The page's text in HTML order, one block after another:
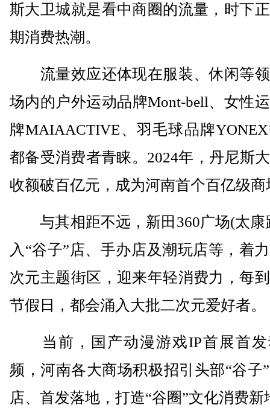
斯大卫城就是看中商圈的流量，时下
期消费热潮。
流量效应还体现在服装、休闲等
场内的户外运动品牌Mont-bell、女性
牌MAIAACTIVE、羽毛球品牌
都备受消费者青睐。2024年，丹尼斯
收额破百亿元，成为河南首个百亿级商
与其相距不远，新田360广场(太康
入“谷子”店、手办店及潮玩店等，着
次元主题街区，迎来年轻消费力，每
节假日，都会涌入大批二次元爱好者。
当前，国产动漫游戏IP首展首发
频，河南各大商场积极招引头部“谷子
店、首发落地，打造“谷圈”文化消费新